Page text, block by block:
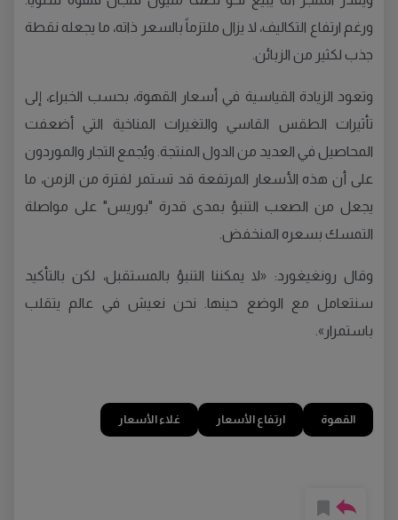
ورغم ارتفاع التكاليف، لا يزال ملتزماً بالسعر ذاته، ما يجعله نقطة
جذب لكثير من الزبائن.
وتعود الزيادة القياسية في أسعار القهوة، بحسب الخبراء، إلى
تأثيرات الطقس القاسي والتغيرات المناخية التي أضعفت
المحاصيل في العديد من الدول المنتجة. ويُجمع التجار والموردون
على أن هذه الأسعار المرتفعة قد تستمر لفترة من الزمن، ما
يجعل من الصعب التنبؤ بمدى قدرة "بوريس" على مواصلة
التمسك بسعره المنخفض.
وقال رونغيغورد: «لا يمكننا التنبؤ بالمستقبل، لكن بالتأكيد
سنتعامل مع الوضع حينها. نحن نعيش في عالم يتقلب
باستمرار».
القهوة ارتفاع الأسعار غلاء الأسعار